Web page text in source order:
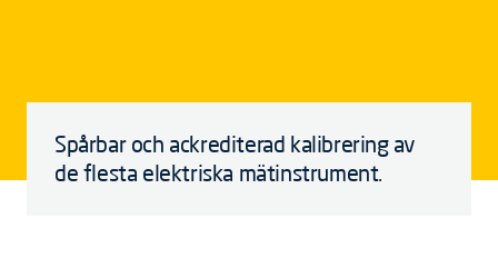
Spårbar och ackrediterad kalibrering av
de flesta elektriska mätinstrument.